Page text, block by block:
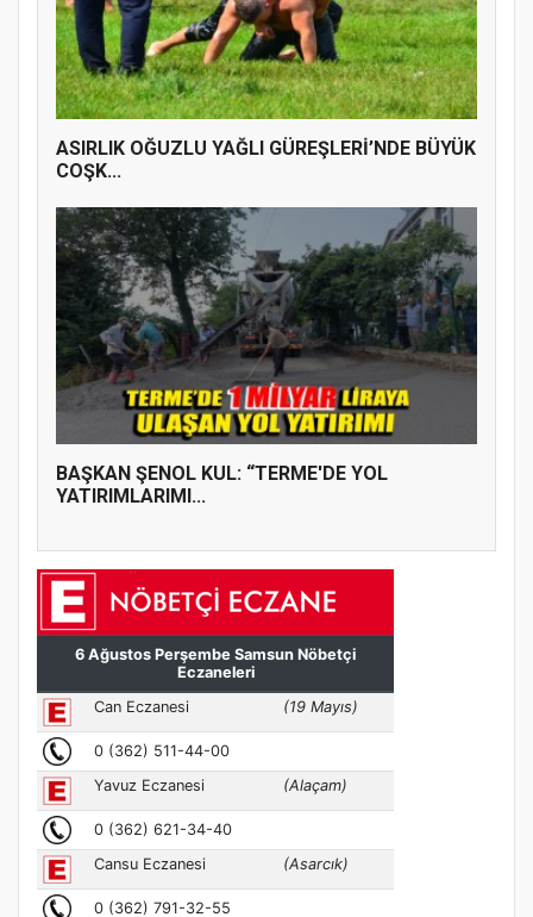
ASIRLIK OĞUZLU YAĞLI GÜREŞLERİ’NDE BÜYÜK
COŞK...
BAŞKAN ŞENOL KUL: “TERME'DE YOL
YATIRIMLARIMI...